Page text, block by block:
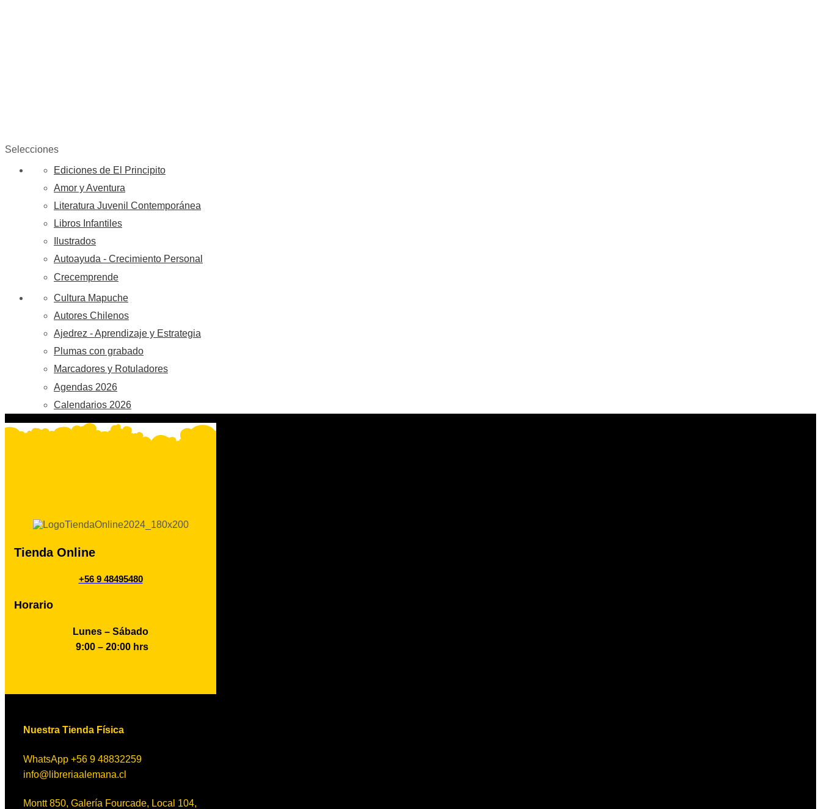
Selecciones
Ediciones de El Principito
Amor y Aventura
Literatura Juvenil Contemporánea
Libros Infantiles
Ilustrados
Autoayuda - Crecimiento Personal
Crecemprende
Cultura Mapuche
Autores Chilenos
Ajedrez - Aprendizaje y Estrategia
Plumas con grabado
Marcadores y Rotuladores
Agendas 2026
Calendarios 2026
Tienda Online
+56 9 48495480
Horario
Lunes – Sábado
9:00 – 20:00 hrs
Nuestra Tienda Física
WhatsApp +56 9 48832259
info@libreriaalemana.cl
Montt 850, Galería Fourcade, Local 104,